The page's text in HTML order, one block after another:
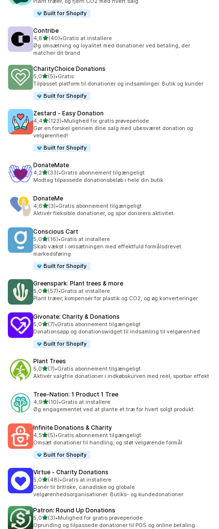
Built for Shopify
Contribe
4,8ud af 5 stjerner
(40)
40 anmeldelser i alt
•Gratis at installere
Øg omsætning og loyalitet med donationer ved betaling, der
matcher dit brand
CharityChoice Donations
5,0ud af 5 stjerner
(5)
5 anmeldelser i alt
•Gratis
Tilpasset platform til donationer og indsamlinger. Butik og kunder
Built for Shopify
Zestard ‑ Easy Donation
4,4ud af 5 stjerner
(123)
123 anmeldelser i alt
•Mulighed for gratis prøveperiode
Gør en forskel gennem dine salg med ubesværet donation og
velgørenhed!
Built for Shopify
DonateMate
4,2ud af 5 stjerner
(33)
33 anmeldelser i alt
•Gratis abonnement tilgængeligt
Modtag tilpassede donationsbeløb i hele din butik
DonateMe
4,6ud af 5 stjerner
(3)
3 anmeldelser i alt
•Gratis abonnement tilgængeligt
Aktivér fleksible donationer, og spor donorers aktivitet.
Conscious Cart
5,0ud af 5 stjerner
(16)
16 anmeldelser i alt
•Gratis at installere
Skab vækst i omsætningen med effektfuld formålsdrevet
markedsføring
Built for Shopify
Greenspark: Plant trees & more
5,0ud af 5 stjerner
(57)
57 anmeldelser i alt
•Gratis at installere
Plant træer, kompensér for plastik og CO2, og øg konverteringer
Givonate: Charity & Donations
5,0ud af 5 stjerner
(7)
7 anmeldelser i alt
•Gratis abonnement tilgængeligt
Donationsapp og donationswidget til indsamling til velgørenhed
Built for Shopify
Plant Trees
5,0ud af 5 stjerner
(7)
7 anmeldelser i alt
•Gratis abonnement tilgængeligt
Aktivér valgfrie donationer i indkøbskurven med reel, sporbar effekt
Tree‑Nation: 1 Product 1 Tree
4,9ud af 5 stjerner
(10)
10 anmeldelser i alt
•Gratis at installere
Øg engagementet ved at plante et træ for hvert solgt produkt
Infinite Donations & Charity
4,5ud af 5 stjerner
(5)
5 anmeldelser i alt
•Gratis abonnement tilgængeligt
Omsæt donationer til handling, og støt velgørende formål
Built for Shopify
Virtue ‑ Charity Donations
5,0ud af 5 stjerner
(48)
48 anmeldelser i alt
•Gratis at installere
Donér til britiske, canadiske og globale
velgørenhedsorganisationer. Butiks- og kundedonationer.
Patron: Round Up Donations
5,0ud af 5 stjerner
(3)
3 anmeldelser i alt
•Mulighed for gratis prøveperiode
Oprunding og tilpassede donationer til POS og online betaling.